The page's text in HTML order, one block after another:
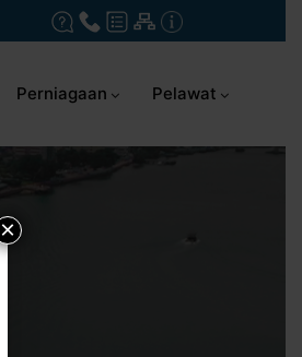
Perniagaan Pelawat
×